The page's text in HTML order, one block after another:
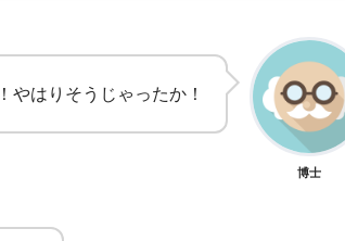
やはりそうじゃったか！
博士